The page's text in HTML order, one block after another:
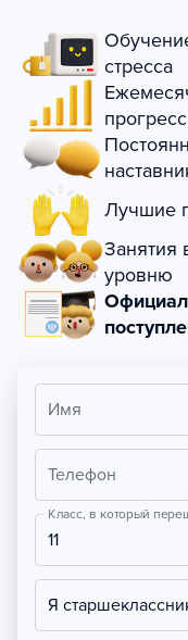
стресса
Лучшие
Занятия
уровню
Имя
Телефон
Класс, в который
11
Я